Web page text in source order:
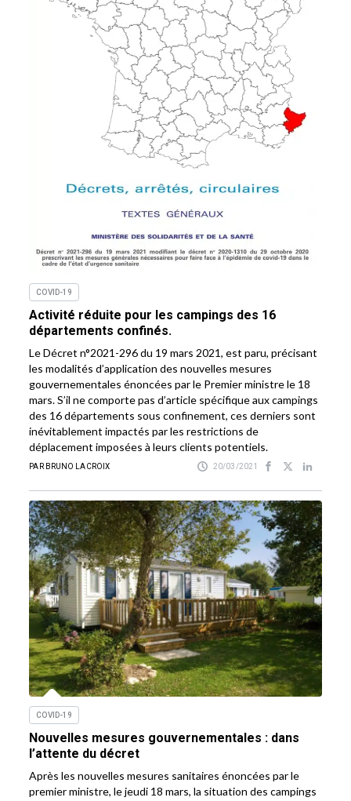
COVID-19
Activité réduite pour les campings des 16
départements confinés.
Le Décret n°2021-296 du 19 mars 2021, est paru, précisant
les modalités d’application des nouvelles mesures
gouvernementales énoncées par le Premier ministre le 18
mars. S’il ne comporte pas d’article spécifique aux campings
des 16 départements sous confinement, ces derniers sont
inévitablement impactés par les restrictions de
déplacement imposées à leurs clients potentiels.
PAR BRUNO LACROIX 20/03/2021
COVID-19
Nouvelles mesures gouvernementales : dans
l’attente du décret
Après les nouvelles mesures sanitaires énoncées par le
premier ministre, le jeudi 18 mars, la situation des campings